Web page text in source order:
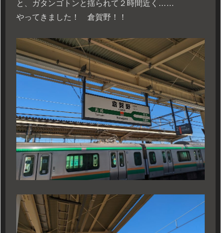
と、ガタンゴトンと揺られて２時間近く……
やってきました！ 倉賀野！！